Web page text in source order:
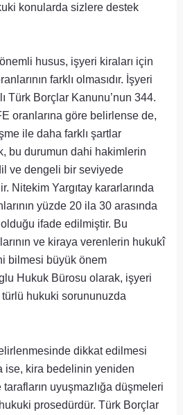
konularda sizlere destek
husus, işyeri kiraları için
farklı olmasıdır. İşyeri
Türk Borçlar Kanunu’nun 344.
oranlarına göre belirlense de,
ile daha farklı şartlar
bu durumun dahi hakimlerin
ve dengeli bir seviyede
Nitekim Yargıtay kararlarında
yüzde 20 ila 30 arasında
ifade edilmiştir. Bu
ve kiraya verenlerin hukukî
bilmesi büyük önem
Hukuk Bürosu olarak, işyeri
türlü hukuki sorununuzda
dikkat edilmesi
ise, kira bedelinin yeniden
uyuşmazlığa düşmeleri
prosedürdür. Türk Borçlar